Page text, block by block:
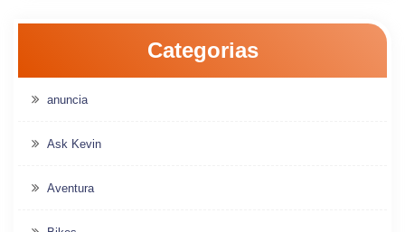
Categorias
anuncia
Ask Kevin
Aventura